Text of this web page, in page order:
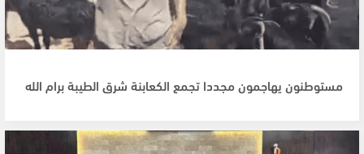
مستوطنون يهاجمون مجددا تجمع الكعابنة شرق الطيبة برام الله